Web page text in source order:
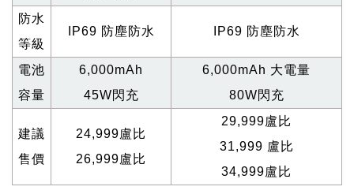
防水
等級
IP69 防塵防水 IP69 防塵防水
電池
容量
6,000mAh
45W閃充
6,000mAh 大電量
80W閃充
建議
售價
24,999盧比
26,999盧比
29,999盧比
31,999 盧比
34,999盧比